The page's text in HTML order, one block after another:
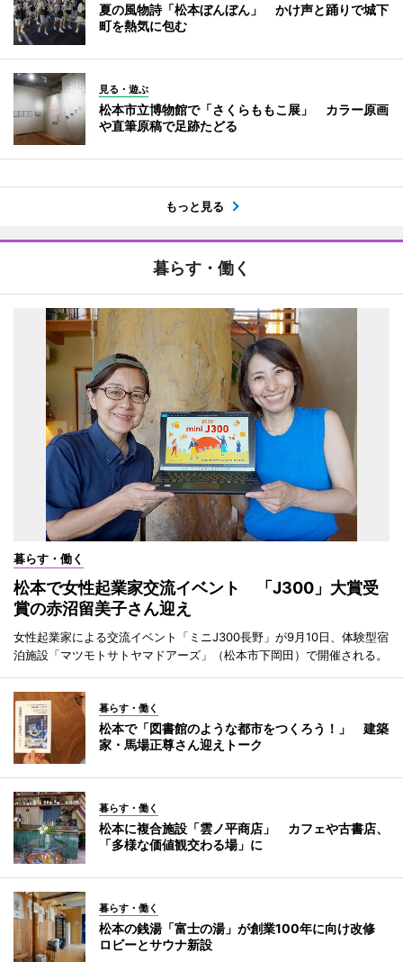
夏の風物詩「松本ぼんぼん」 かけ声と踊りで城下
町を熱気に包む
見る・遊ぶ
松本市立博物館で「さくらももこ展」 カラー原画
や直筆原稿で足跡たどる
もっと見る
暮らす・働く
暮らす・働く
松本で女性起業家交流イベント 「J300」大賞受
賞の赤沼留美子さん迎え
女性起業家による交流イベント「ミニJ300長野」が9月10日、体験型宿
泊施設「マツモトサトヤマドアーズ」（松本市下岡田）で開催される。
暮らす・働く
松本で「図書館のような都市をつくろう！」 建築
家・馬場正尊さん迎えトーク
暮らす・働く
松本に複合施設「雲ノ平商店」 カフェや古書店、
「多様な価値観交わる場」に
暮らす・働く
松本の銭湯「富士の湯」が創業100年に向け改修
ロビーとサウナ新設